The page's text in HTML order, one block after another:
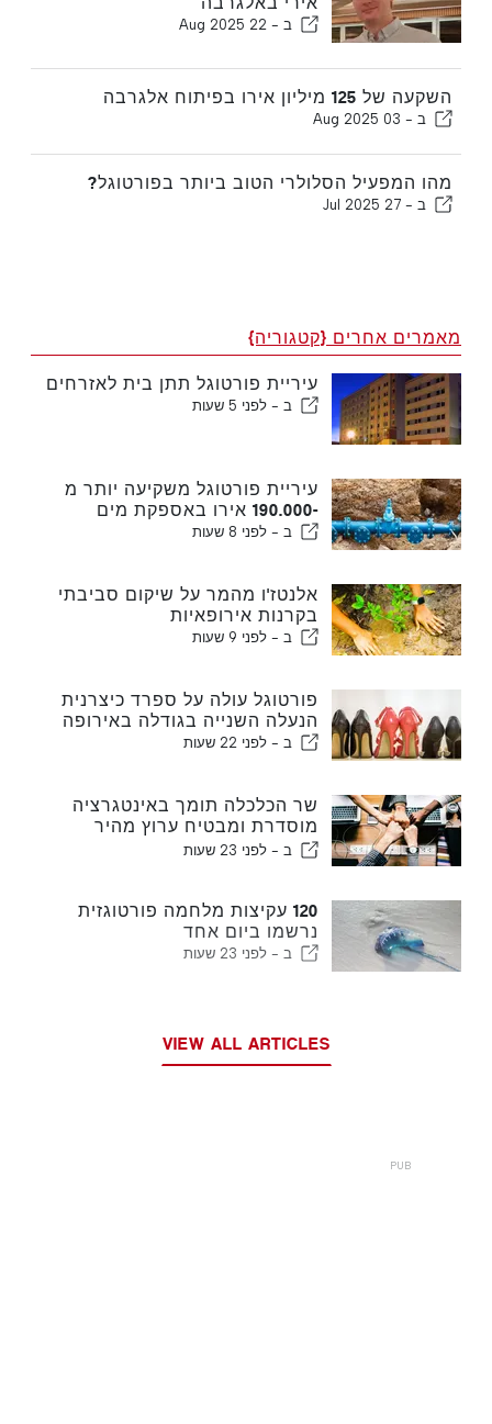
ב - 22 Aug 2025
השקעה של 125 מיליון אירו בפיתוח אלגרבה
ב - 03 Aug 2025
מהו המפעיל הסלולרי הטוב ביותר בפורטוגל?
ב - 27 Jul 2025
מאמרים אחרים {קטגוריה}
עיריית פורטוגל תתן בית לאזרחים
ב - לפני 5 שעות
עיריית פורטוגל משקיעה יותר מ
-190.000 אירו באספקת מים
ב - לפני 8 שעות
אלנטז'ו מהמר על שיקום סביבתי
בקרנות אירופאיות
ב - לפני 9 שעות
פורטוגל עולה על ספרד כיצרנית
הנעלה השנייה בגודלה באירופה
ב - לפני 22 שעות
שר הכלכלה תומך באינטגרציה
מוסדרת ומבטיח ערוץ מהיר
לעולים
ב - לפני 23 שעות
120 עקיצות מלחמה פורטוגזית
נרשמו ביום אחד
ב - לפני 23 שעות
VIEW ALL ARTICLES